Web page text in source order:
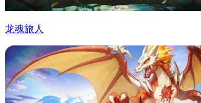
龙魂旅人